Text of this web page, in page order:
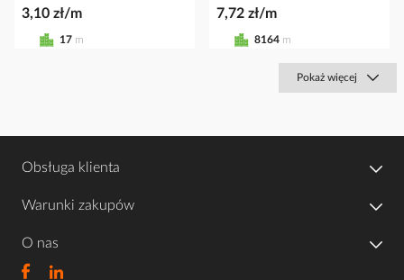
3,10 zł/m
17 m
7,72 zł/m
8164 m
Pokaż więcej
Obsługa klienta
Warunki zakupów
O nas